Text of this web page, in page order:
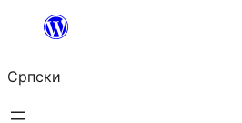
Скочи
садржај
Српски